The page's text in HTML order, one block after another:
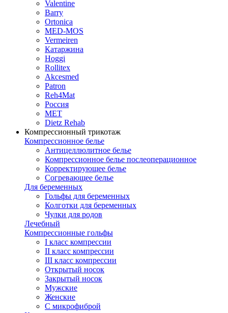
Valentine
Barry
Ortonica
MED-MOS
Vermeiren
Катаржина
Hoggi
Rollitex
Akcesmed
Patron
Reh4Mat
Россия
МЕТ
Dietz Rehab
Компрессионный трикотаж
Компрессионное белье
Антицеллюлитное белье
Компрессионное белье послеоперационное
Корректирующее белье
Согревающее белье
Для беременных
Гольфы для беременных
Колготки для беременных
Чулки для родов
Лечебный
Компрессионные гольфы
I класс компрессии
II класс компрессии
III класс компрессии
Открытый носок
Закрытый носок
Мужские
Женские
С микрофиброй